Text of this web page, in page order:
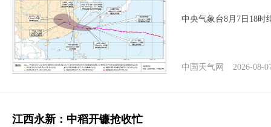
中央气象台8月7日18时
中国天气网 2026-08-
江西永新：中稻开镰抢收忙